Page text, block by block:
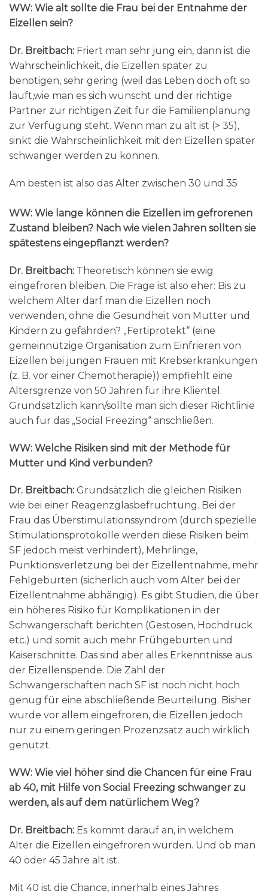
WW: Wie alt sollte die Frau bei der Entnahme der
Eizellen sein?
Dr. Breitbach: Friert man sehr jung ein, dann ist die
Wahrscheinlichkeit, die Eizellen später zu
benötigen, sehr gering (weil das Leben doch oft so
läuft,wie man es sich wünscht und der richtige
Partner zur richtigen Zeit für die Familienplanung
zur Verfügung steht. Wenn man zu alt ist (> 35),
sinkt die Wahrscheinlichkeit mit den Eizellen später
schwanger werden zu können.
Am besten ist also das Alter zwischen 30 und 35
WW: Wie lange können die Eizellen im gefrorenen
Zustand bleiben? Nach wie vielen Jahren sollten sie
spätestens eingepflanzt werden?
Dr. Breitbach: Theoretisch können sie ewig
eingefroren bleiben. Die Frage ist also eher: Bis zu
welchem Alter darf man die Eizellen noch
verwenden, ohne die Gesundheit von Mutter und
Kindern zu gefährden? „Fertiprotekt“ (eine
gemeinnützige Organisation zum Einfrieren von
Eizellen bei jungen Frauen mit Krebserkrankungen
(z. B. vor einer Chemotherapie)) empfiehlt eine
Altersgrenze von 50 Jahren für ihre Klientel.
Grundsätzlich kann/sollte man sich dieser Richtlinie
auch für das „Social Freezing“ anschließen.
WW: Welche Risiken sind mit der Methode für
Mutter und Kind verbunden?
Dr. Breitbach: Grundsätzlich die gleichen Risiken
wie bei einer Reagenzglasbefruchtung. Bei der
Frau das Überstimulationssyndrom (durch spezielle
Stimulationsprotokolle werden diese Risiken beim
SF jedoch meist verhindert), Mehrlinge,
Punktionsverletzung bei der Eizellentnahme, mehr
Fehlgeburten (sicherlich auch vom Alter bei der
Eizellentnahme abhängig). Es gibt Studien, die über
ein höheres Risiko für Komplikationen in der
Schwangerschaft berichten (Gestosen, Hochdruck
etc.) und somit auch mehr Frühgeburten und
Kaiserschnitte. Das sind aber alles Erkenntnisse aus
der Eizellenspende. Die Zahl der
Schwangerschaften nach SF ist noch nicht hoch
genug für eine abschließende Beurteilung. Bisher
wurde vor allem eingefroren, die Eizellen jedoch
nur zu einem geringen Prozenzsatz auch wirklich
genutzt.
WW: Wie viel höher sind die Chancen für eine Frau
ab 40, mit Hilfe von Social Freezing schwanger zu
werden, als auf dem natürlichem Weg?
Dr. Breitbach: Es kommt darauf an, in welchem
Alter die Eizellen eingefroren wurden. Und ob man
40 oder 45 Jahre alt ist.
Mit 40 ist die Chance, innerhalb eines Jahres